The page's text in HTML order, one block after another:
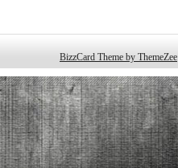
BizzCard Theme by ThemeZee